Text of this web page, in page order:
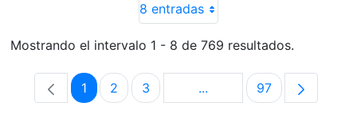
8 entradas
Mostrando el intervalo 1 - 8 de 769 resultados.
Página
1 Página
2 Página
3 ...Páginas intermedias Use
Página
97